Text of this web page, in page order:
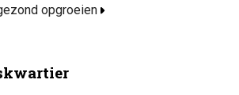
opgroeien